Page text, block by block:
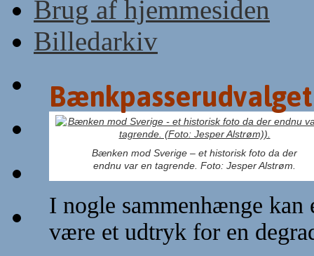
Brug af hjemmesiden
Billedarkiv
Bænkpasserudvalget
Bænken mod Sverige – et historisk foto da der
endnu var en tagrende. Foto: Jesper Alstrøm.
I nogle sammenhænge kan
være et udtryk for en